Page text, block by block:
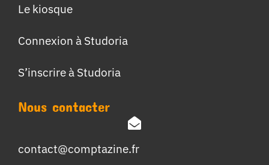
Le kiosque
Connexion à Studoria
S’inscrire à Studoria
Nous contacter
contact@comptazine.fr